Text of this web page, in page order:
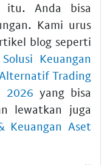
itu. Anda bisa
Kami urus
blog seperti
Keuangan
Trading
2026 yang bisa
lewatkan juga
Keuangan Aset